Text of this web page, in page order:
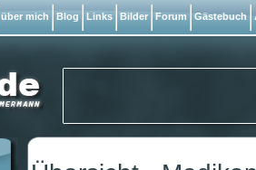
über mich Blog Links Bilder Forum Gästebuch